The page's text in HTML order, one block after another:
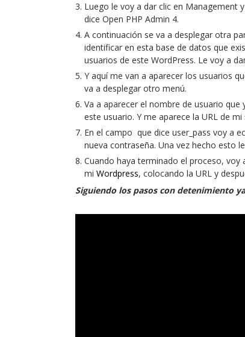
Luego le voy a dar clic en Management
dice Open PHP Admin 4.
A continuación se va a desplegar otra
identificar en esta base de datos que
usuarios de este WordPress. Le voy a
Y aquí me van a aparecer los usuarios
va a desplegar otro menú.
Va a aparecer el nombre de usuario
este usuario. Y me aparece la URL de mi
En el campo que dice user_pass voy a
nueva contraseña. Una vez hecho esto
Cuando haya terminado el proceso,
mi Wordpress, colocando la URL y
Siguiendo los pasos con detenimiento